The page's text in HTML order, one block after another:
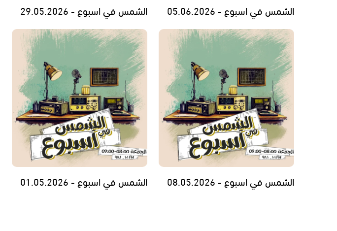
الشمس في اسبوع - 05.06.2026 الشمس في اسبوع - 29.05.2026
الشمس في اسبوع - 08.05.2026 الشمس في اسبوع - 01.05.2026